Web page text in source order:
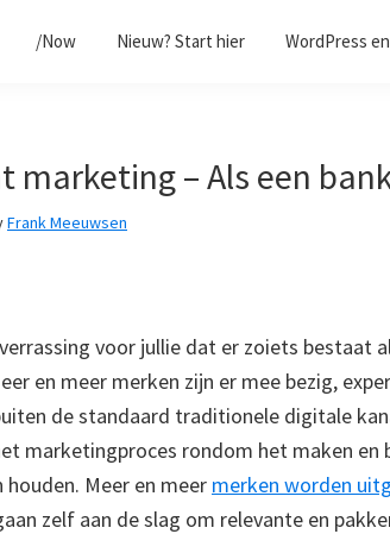
/Now Nieuw? Start hier WordPress
marketing – Als een
Frank Meeuwsen
voor jullie dat er zoiets bestaat
en meer merken zijn er mee bezig,
de standaard traditionele digitale
marketingproces rondom het maken en
houden. Meer en meer merken worden
zelf aan de slag om relevante en